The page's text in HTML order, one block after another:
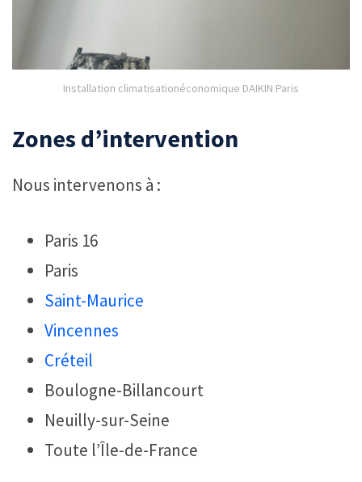
Installation climatisationéconomique DAIKIN Paris
Zones d’intervention
Nous intervenons à :
Paris 16
Paris
Saint-Maurice
Vincennes
Créteil
Boulogne-Billancourt
Neuilly-sur-Seine
Toute l’Île-de-France